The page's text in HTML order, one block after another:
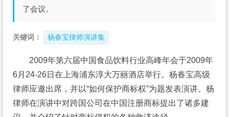
了会议。
关键词： 杨春宝律师演讲集
2009年第六届中国食品饮料行业高峰年会于2009年
6月24-26日在上海浦东淳大万丽酒店举行。杨春宝高级
律师应邀出席，并以“如何保护商标权”为题发表演讲。杨
律师在演讲中对跨国公司在中国注册商标提出了诸多建